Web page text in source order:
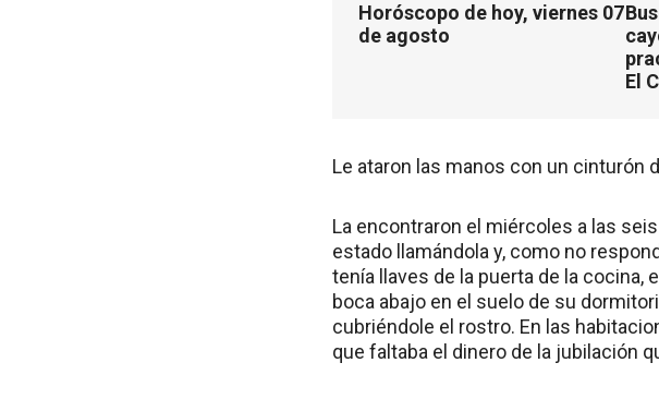
Horóscopo de hoy, viernes 07
de agosto
El
Le ataron las manos con un cinturón
La encontraron el miércoles a las
estado llamándola y, como no
tenía llaves de la puerta de la cocina,
boca abajo en el suelo de su
cubriéndole el rostro. En las
que faltaba el dinero de la jubilación